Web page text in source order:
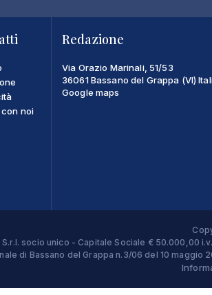
noi
Redazione
Via Orazio Marinali, 51/53
36061 Bassano del Grappa (VI)
Google maps
S.r.l. socio unico - Capitale Sociale € 50.000,00
di Bassano del Grappa n.3/06 del 10